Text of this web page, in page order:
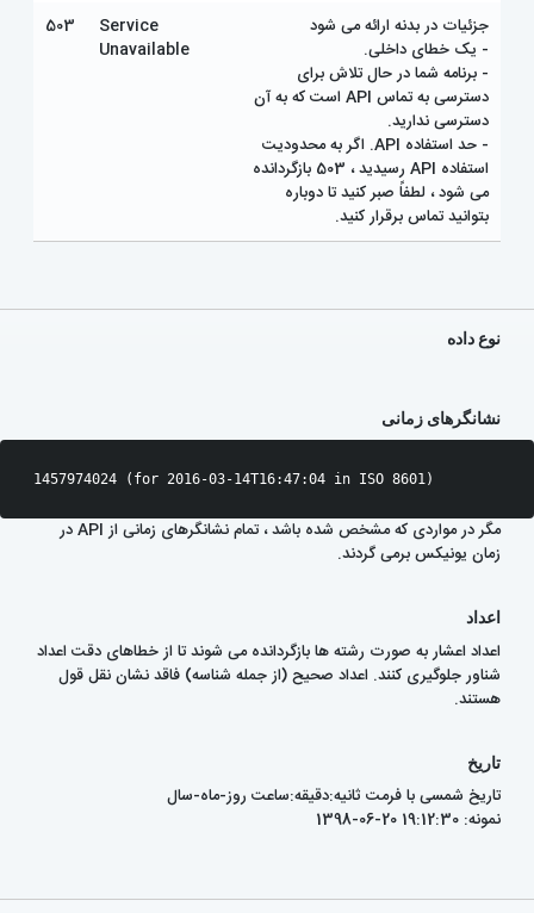
503
Service
Unavailable
جزئیات در بدنه ارائه می شود
- یک خطای داخلی.
- برنامه شما در حال تلاش برای
دسترسی به تماس API است که به آن
دسترسی ندارید.
- حد استفاده API. اگر به محدودیت
استفاده API رسیدید ، 503 بازگردانده
می شود ، لطفاً صبر کنید تا دوباره
بتوانید تماس برقرار کنید.
نوع داده
نشانگرهای زمانی
مگر در مواردی که مشخص شده باشد ، تمام نشانگرهای زمانی از API در
زمان یونیکس برمی گردند.
اعداد
اعداد اعشار به صورت رشته ها بازگردانده می شوند تا از خطاهای دقت اعداد
شناور جلوگیری کنند. اعداد صحیح (از جمله شناسه) فاقد نشان نقل قول
هستند.
تاریخ
تاریخ شمسی با فرمت سال-ماه-روز ساعت:دقیقه:ثانیه
نمونه: 1398-06-20 19:12:30